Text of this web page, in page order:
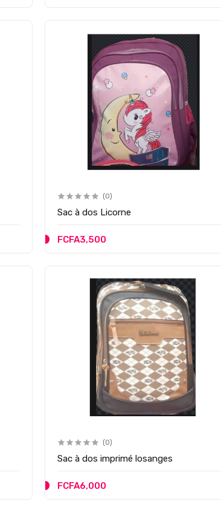
(0)
Sac à dos Licorne
FCFA3,500
(0)
Sac à dos imprimé losanges
FCFA6,000